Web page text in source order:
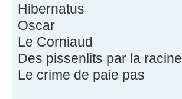
Hibernatus
Oscar
Le Corniaud
Des pissenlits par la racine
Le crime de paie pas